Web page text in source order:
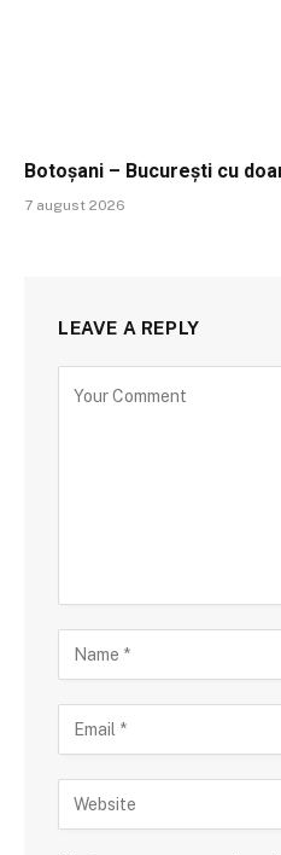
Botoșani – București cu
7 august 2026
LEAVE A REPLY